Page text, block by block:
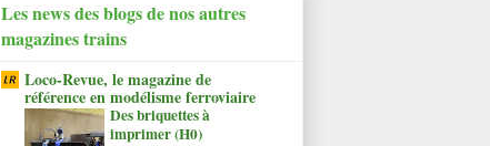
Les news des blogs de nos autres
magazines trains
Loco-Revue, le magazine de
référence en modélisme ferroviaire
Des briquettes à
imprimer (H0)